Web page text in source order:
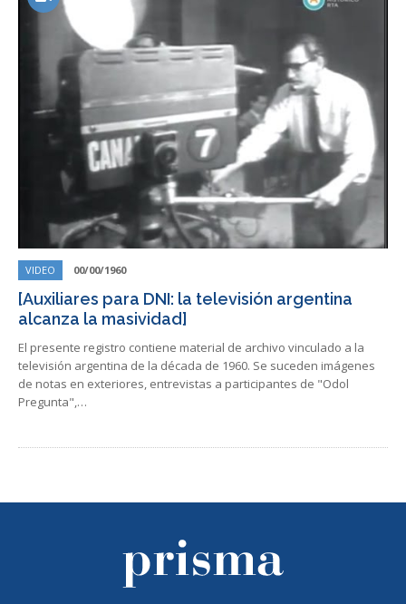
VIDEO 00/00/1960
[Auxiliares para DNI: la televisión argentina
alcanza la masividad]
El presente registro contiene material de archivo vinculado a la
televisión argentina de la década de 1960. Se suceden imágenes
de notas en exteriores, entrevistas a participantes de "Odol
Pregunta",…